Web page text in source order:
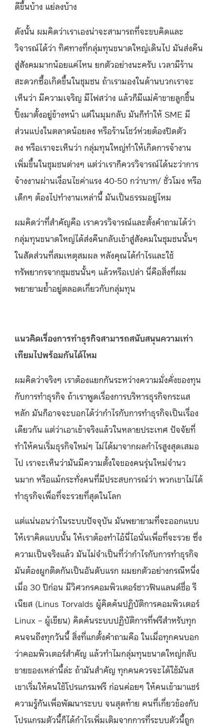
ดีขึ้นบ้าง แย่ลงบ้าง
ดังนั้น ผมคิดว่าเราเองน่าจะสามารถที่จะขบคิดและ
วิจารณ์ได้ว่า ทิศทางที่กลุ่มทุนขนาดใหญ่เดินไป มันส่งคืน
สู่สังคมมากน้อยแค่ไหน ยกตัวอย่างนะครับ เวลามีร้าน
สะดวกซื้อเกิดขึ้นในชุมชน ถ้าเรามองในด้านบวกเราจะ
เห็นว่า มีความเจริญ มีไฟสว่าง แล้วก็มีแม่ค้าขายลูกชิ้น
ปิ้งมาตั้งอยู่ข้างหน้า แต่ในมุมกลับ มันก็ทําให้ SME มี
ส่วนแบ่งในตลาดน้อยลง หรือร้านโชว์ห่วยต้องปิดตัว
ลง หรือเราจะเห็นว่า กลุ่มทุนใหญ่ทำให้เกิดการจ้างาน
เพิ่มขึ้นในชุมชนต่างๆ แต่ว่าเราก็ควรวิจารณ์ได้นะว่าการ
จ้างงานผ่านเงื่อนไขค่าแรง 40-50 กว่าบาท/ ชั่วโมง หรือ
เด็กๆ ต้องไปทำงานเหล่านี้ มันเป็นธรรมอยู่ไหม
ผมคิดว่าที่สำคัญคือ เราควรวิจารณ์และตั้งคำถามได้ว่า
กลุ่มทุนขนาดใหญ่ได้ส่งคืนกลับเข้าสู่สังคมในชุมชนนั้นๆ
ในสัดส่วนที่สมเหตุสมผล หลังคุณได้กำไรและใช้
ทรัพยากรจากชุมชนนั้นๆ แล้วหรือเปล่า นี่คือสิ่งที่ผม
พยายามย้ำอยู่ตลอดเกี่ยวกับกลุ่มทุน
แนวคิดเรื่องการทำธุรกิจสามารถสนับสนุนความเท่า
เทียมไปพร้อมกันได้ไหม
ผมคิดว่าจริงๆ เราต้องแยกกันระหว่างความมั่งคั่งของทุน
กับการทําธุรกิจ ถ้าเราพูดเรื่องการบริหารธุรกิจกระแส
หลัก มันก็อาจจะบอกได้ว่ากําไรกับการทําธุรกิจเป็นเรื่อง
เดียวกัน แต่ว่าเอาเข้าจริงแล้วในหลายประเทศ ปัจจัยที่
ทําให้คนเริ่มธุรกิจใหม่ๆ ไม่ได้มาจากผลกำไรสูงสุดเสมอ
ไป เราจะเห็นว่ามันมีความตั้งใจของคนรุ่นใหม่จํานว
นมาก หรือแม้กระทั่งคนที่มีประสบการณ์ว่า พวกเขาไม่ได้
ทำธุรกิจเพื่อที่จะรวยที่สุดในโลก
แต่แน่นอนว่าในระบบปัจจุบัน มันพยายามที่จะออกแบบ
ให้เราคิดแบบนั้น ให้เราต้องทําไอ้นี่ไอนั่นเพื่อที่จะรวย ซึ่ง
ความเป็นจริงแล้ว มันไม่จําเป็นที่ว่ากําไรกับการทําธุรกิจ
มันต้องผูกติดกันเป็นอันดับแรก ผมยกตัวอย่างกรณีหนึ่ง
เมื่อ 30 ปีก่อน มีวิศวกรคอมพิวเตอร์ชาวฟินแลนด์ชื่อ รี
เนียส (Linus Torvalds ผู้คิดค้นปฏิบัติการคอมพิวเตอร์
Linux – ผู้เขียน) คิดค้นระบบปฏิบัติการที่ฟรีสำหรับทุก
คนจนถึงทุกวันนี้ สิ่งที่แกตั้งคำถามคือ ในเมื่อทุกคนบอก
ว่าคอมพิวเตอร์สําคัญ แล้วทำไมกลุ่มทุนขนาดใหญ่กลับ
ขายของเหล่านี้ล่ะ ถ้ามันสําคัญ ทุกคนควรจะได้ใช้มันส
เขาเริ่มให้คนใช้โปรแกรมฟรี ก่อนค่อยๆ ให้คนเข้ามาแชร์
ความรู้กันเพื่อพัฒนาระบบ จนสุดท้าย คนที่เกี่ยวข้องกับ
โปรแกรมตัวนี้ก็ได้กําไรเพิ่มเติมจากการที่ระบบตัวนี้ถูก